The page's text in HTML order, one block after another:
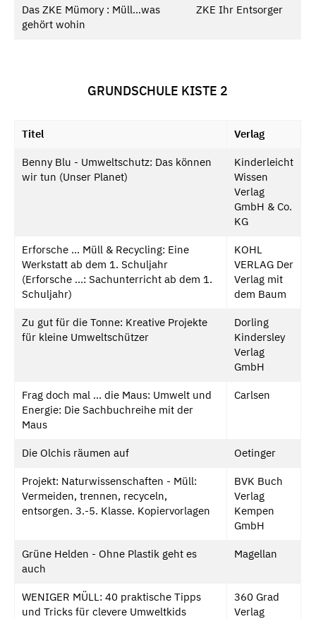
Das ZKE Mümory : Müll…was
gehört wohin
ZKE Ihr Entsorger
GRUNDSCHULE KISTE 2
Titel Verlag
Benny Blu - Umweltschutz: Das können
wir tun (Unser Planet)
Kinderleicht
Wissen
Verlag
GmbH & Co.
KG
Erforsche ... Müll & Recycling: Eine
Werkstatt ab dem 1. Schuljahr
(Erforsche ...: Sachunterricht ab dem 1.
Schuljahr)
KOHL
VERLAG Der
Verlag mit
dem Baum
Zu gut für die Tonne: Kreative Projekte
für kleine Umweltschützer
Dorling
Kindersley
Verlag
GmbH
Frag doch mal ... die Maus: Umwelt und
Energie: Die Sachbuchreihe mit der
Maus
Carlsen
Die Olchis räumen auf Oetinger
Projekt: Naturwissenschaften - Müll:
Vermeiden, trennen, recyceln,
entsorgen. 3.-5. Klasse. Kopiervorlagen
BVK Buch
Verlag
Kempen
GmbH
Grüne Helden - Ohne Plastik geht es
auch
Magellan
WENIGER MÜLL: 40 praktische Tipps
und Tricks für clevere Umweltkids
360 Grad
Verlag